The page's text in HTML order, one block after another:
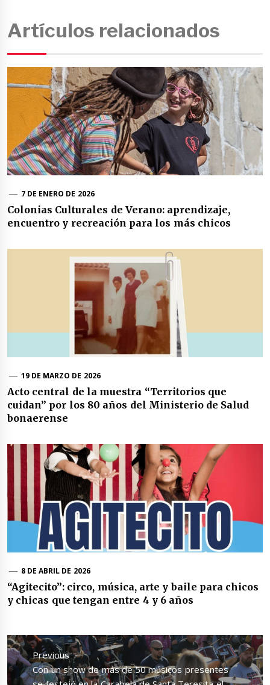
Artículos relacionados
7 DE ENERO DE 2026
Colonias Culturales de Verano: aprendizaje,
encuentro y recreación para los más chicos
19 DE MARZO DE 2026
Acto central de la muestra “Territorios que
cuidan” por los 80 años del Ministerio de Salud
bonaerense
8 DE ABRIL DE 2026
“Agitecito”: circo, música, arte y baile para chicos
y chicas que tengan entre 4 y 6 años
Navegación
de
entradas
Previous
Previous
Con un show de más de 50 músicos presentes